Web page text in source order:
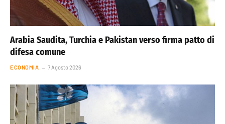
Arabia Saudita, Turchia e Pakistan verso firma patto di
difesa comune
ECONOMIA 7 Agosto 2026